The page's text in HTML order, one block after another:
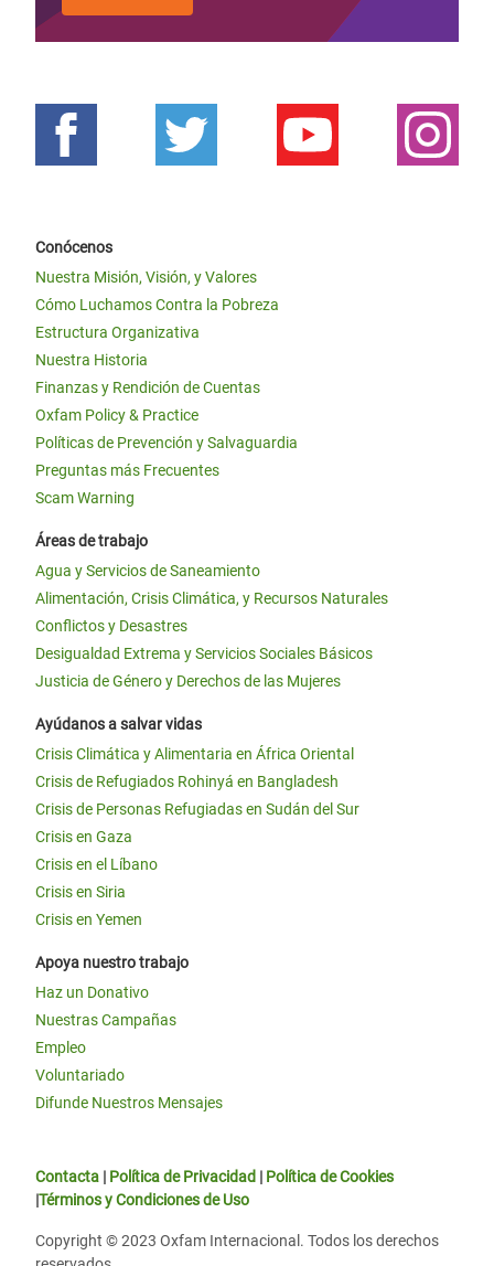
Conócenos
Nuestra Misión, Visión, y Valores
Cómo Luchamos Contra la Pobreza
Estructura Organizativa
Nuestra Historia
Finanzas y Rendición de Cuentas
Oxfam Policy & Practice
Políticas de Prevención y Salvaguardia
Preguntas más Frecuentes
Scam Warning
Áreas de trabajo
Agua y Servicios de Saneamiento
Alimentación, Crisis Climática, y Recursos Naturales
Conflictos y Desastres
Desigualdad Extrema y Servicios Sociales Básicos
Justicia de Género y Derechos de las Mujeres
Ayúdanos a salvar vidas
Crisis Climática y Alimentaria en África Oriental
Crisis de Refugiados Rohinyá en Bangladesh
Crisis de Personas Refugiadas en Sudán del Sur
Crisis en Gaza
Crisis en el Líbano
Crisis en Siria
Crisis en Yemen
Apoya nuestro trabajo
Haz un Donativo
Nuestras Campañas
Empleo
Voluntariado
Difunde Nuestros Mensajes
Contacta | Política de Privacidad | Política de Cookies
|Términos y Condiciones de Uso
Copyright © 2023 Oxfam Internacional. Todos los derechos